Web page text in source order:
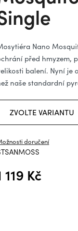
Nano
před hmyzem,
balení. Nyní je
naše standardní
ZVOLTE VARIANTU
doručení
119 Kč